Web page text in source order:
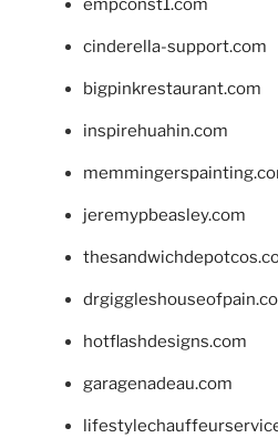
empconst1.com
cinderella-support.com
bigpinkrestaurant.com
inspirehuahin.com
jeremypbeasley.com
hotflashdesigns.com
garagenadeau.com